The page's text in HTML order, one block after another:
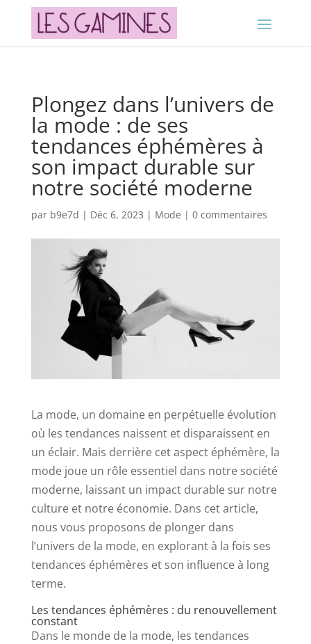
Plongez dans l’univers de
la mode : de ses
tendances éphémères à
son impact durable sur
notre société moderne
par b9e7d | Déc 6, 2023 | Mode | 0 commentaires
La mode, un domaine en perpétuelle évolution
où les tendances naissent et disparaissent en
un éclair. Mais derrière cet aspect éphémère, la
mode joue un rôle essentiel dans notre société
moderne, laissant un impact durable sur notre
culture et notre économie. Dans cet article,
nous vous proposons de plonger dans
l’univers de la mode, en explorant à la fois ses
tendances éphémères et son influence à long
terme.
Les tendances éphémères : du renouvellement
constant
Dans le monde de la mode, les tendances